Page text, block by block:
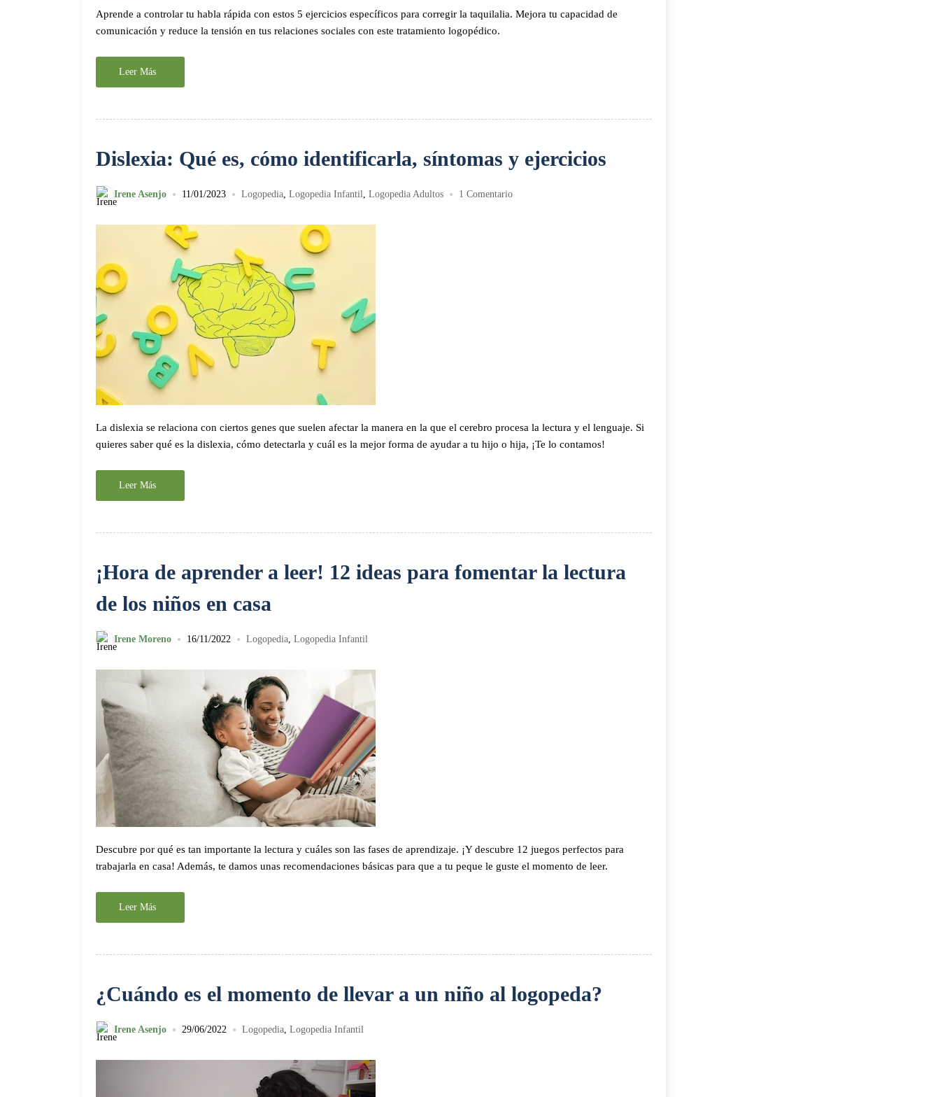
Aprende a controlar tu habla rápida con estos 5 ejercicios específicos para corregir la taquilalia. Mejora tu capacidad de
comunicación y reduce la tensión en tus relaciones sociales con este tratamiento logopédico.
Leer Más
Dislexia: Qué es, cómo identificarla, síntomas y ejercicios
Irene Asenjo • 11/01/2023 • Logopedia, Logopedia Infantil, Logopedia Adultos • 1 Comentario
La dislexia se relaciona con ciertos genes que suelen afectar la manera en la que el cerebro procesa la lectura y el lenguaje. Si
quieres saber qué es la dislexia, cómo detectarla y cuál es la mejor forma de ayudar a tu hijo o hija, ¡Te lo contamos!
Leer Más
¡Hora de aprender a leer! 12 ideas para fomentar la lectura
de los niños en casa
Irene Moreno • 16/11/2022 • Logopedia, Logopedia Infantil
Descubre por qué es tan importante la lectura y cuáles son las fases de aprendizaje. ¡Y descubre 12 juegos perfectos para
trabajarla en casa! Además, te damos unas recomendaciones básicas para que a tu peque le guste el momento de leer.
Leer Más
¿Cuándo es el momento de llevar a un niño al logopeda?
Irene Asenjo • 29/06/2022 • Logopedia, Logopedia Infantil